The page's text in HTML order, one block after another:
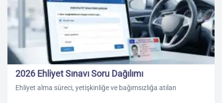
2026 Ehliyet Sınavı Soru Dağılımı
Ehliyet alma süreci, yetişkinliğe ve bağımsızlığa atılan